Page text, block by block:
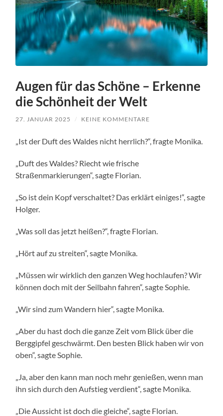
Augen für das Schöne – Erkenne
die Schönheit der Welt
27. JANUAR 2025 / KEINE KOMMENTARE
„Ist der Duft des Waldes nicht herrlich?“, fragte Monika.
„Duft des Waldes? Riecht wie frische
Straßenmarkierungen“, sagte Florian.
„So ist dein Kopf verschaltet? Das erklärt einiges!“, sagte
Holger.
„Was soll das jetzt heißen?“, fragte Florian.
„Hört auf zu streiten“, sagte Monika.
„Müssen wir wirklich den ganzen Weg hochlaufen? Wir
können doch mit der Seilbahn fahren“, sagte Sophie.
„Wir sind zum Wandern hier“, sagte Monika.
„Aber du hast doch die ganze Zeit vom Blick über die
Berggipfel geschwärmt. Den besten Blick haben wir von
oben“, sagte Sophie.
„Ja, aber den kann man noch mehr genießen, wenn man
ihn sich durch den Aufstieg verdient“, sagte Monika.
„Die Aussicht ist doch die gleiche“, sagte Florian.